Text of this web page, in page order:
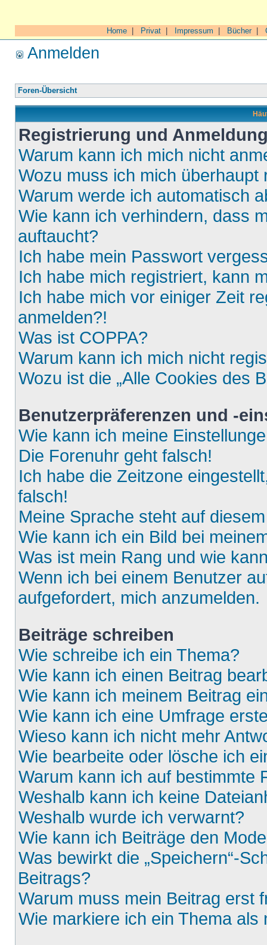
Home Privat Impressum Bücher|
Anmelden
Foren-Übersicht
Registrierung und
Warum kann ich mich nicht
Wozu muss ich mich überhaupt
Warum werde ich automatisch
Wie kann ich verhindern, dass
auftaucht?
Ich habe mein Passwort
Ich habe mich registriert, kann
Ich habe mich vor einiger Zeit
anmelden?!
Was ist COPPA?
Warum kann ich mich nicht
Wozu ist die „Alle Cookies des
Benutzerpräferenzen und -
Wie kann ich meine
Die Forenuhr geht falsch!
Ich habe die Zeitzone
falsch!
Meine Sprache steht auf
Wie kann ich ein Bild bei
Was ist mein Rang und wie
Wenn ich bei einem Benutzer
aufgefordert, mich anzumelden.
Beiträge schreiben
Wie schreibe ich ein Thema?
Wie kann ich einen Beitrag
Wie kann ich meinem Beitrag
Wie kann ich eine Umfrage
Wieso kann ich nicht mehr
Wie bearbeite oder lösche ich
Warum kann ich auf bestimmte
Weshalb kann ich keine
Weshalb wurde ich verwarnt?
Wie kann ich Beiträge den
Was bewirkt die „Speichern“-
Beitrags?
Warum muss mein Beitrag erst
Wie markiere ich ein Thema als